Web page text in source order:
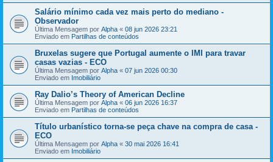
Salário mínimo cada vez mais perto do mediano -
Observador
Última Mensagem por Alpha « 08 jun 2026 23:21
Enviado em Partilhas de conteúdos
Bruxelas sugere que Portugal aumente o IMI para travar
casas vazias - ECO
Última Mensagem por Alpha « 07 jun 2026 00:30
Enviado em Imobiliário
Ray Dalio’s Theory of American Decline
Última Mensagem por Alpha « 06 jun 2026 16:37
Enviado em Partilhas de conteúdos
Título urbanístico torna-se peça chave na compra de casa -
ECO
Última Mensagem por Alpha « 30 mai 2026 16:41
Enviado em Imobiliário